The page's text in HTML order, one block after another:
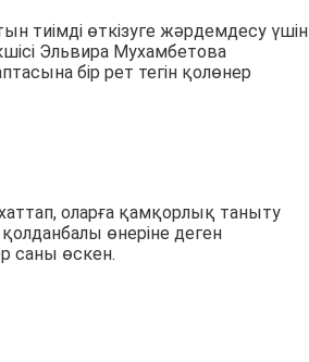
тиімді өткізуге жәрдемдесу үшін
Эльвира Мухамбетова
бір рет тегін қолөнер
оларға қамқорлық таныту
өнеріне деген
саны өскен.